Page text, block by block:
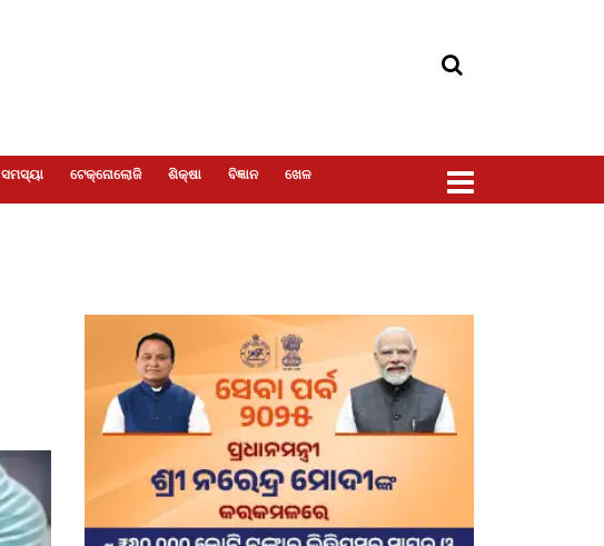
ସମସ୍ୟା ଟେକ୍ନୋଲୋଜି ଶିକ୍ଷା ବିଜ୍ଞାନ ଖେଳ